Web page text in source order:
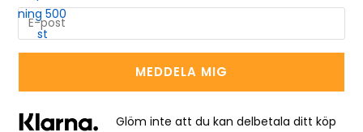
E
n
t
r
y
MEDDELA MIG
Glöm inte att du kan delbetala ditt köp